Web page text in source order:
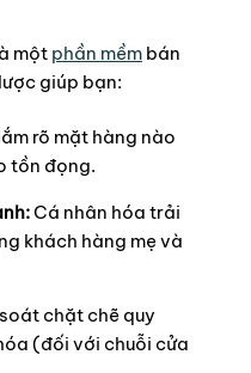
một phần mềm bán
giúp bạn:
rõ mặt hàng nào
tồn đọng.
Cá nhân hóa trải
khách hàng mẹ và
chặt chẽ quy
(đối với chuỗi cửa